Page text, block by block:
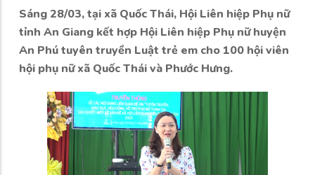
Sáng 28/03, tại xã Quốc Thái, Hội Liên hiệp Phụ nữ
tỉnh An Giang kết hợp Hội Liên hiệp Phụ nữ huyện
An Phú tuyên truyền Luật trẻ em cho 100 hội viên
hội phụ nữ xã Quốc Thái và Phước Hưng.